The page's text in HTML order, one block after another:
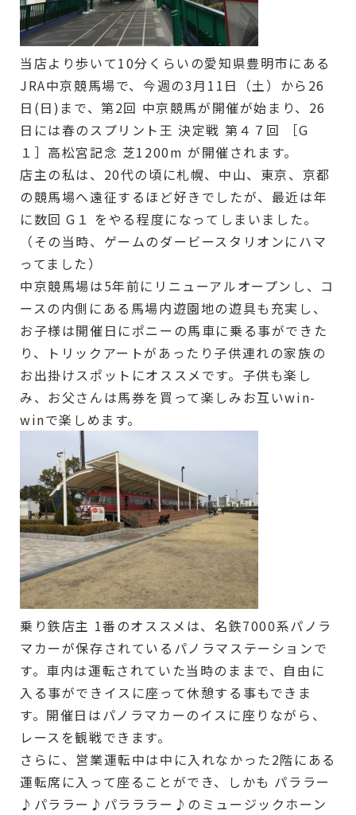
当店より歩いて10分くらいの愛知県豊明市にある
JRA中京競馬場で、今週の3月11日（土）から26
日(日)まで、第2回 中京競馬が開催が始まり、26
日には春のスプリント王 決定戦 第４７回 ［G
１］高松宮記念 芝1200m が開催されます。
店主の私は、20代の頃に札幌、中山、東京、京都
の競馬場へ遠征するほど好きでしたが、最近は年
に数回 G１ をやる程度になってしまいました。
（その当時、ゲームのダービースタリオンにハマ
ってました）
中京競馬場は5年前にリニューアルオープンし、コ
ースの内側にある馬場内遊園地の遊具も充実し、
お子様は開催日にポニーの馬車に乗る事ができた
り、トリックアートがあったり子供連れの家族の
お出掛けスポットにオススメです。子供も楽し
み、お父さんは馬券を買って楽しみお互いwin-
winで楽しめます。
乗り鉄店主 1番のオススメは、名鉄7000系パノラ
マカーが保存されているパノラマステーションで
す。車内は運転されていた当時のままで、自由に
入る事ができイスに座って休憩する事もできま
す。開催日はパノラマカーのイスに座りながら、
レースを観戦できます。
さらに、営業運転中は中に入れなかった2階にある
運転席に入って座ることができ、しかも パララー
♪パララー♪パラララー♪のミュージックホーン